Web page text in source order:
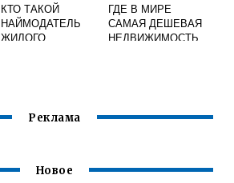
КТО ТАКОЙ
НАЙМОДАТЕЛЬ
ЖИЛОГО
ГДЕ В МИРЕ
САМАЯ ДЕШЕВАЯ
НЕДВИЖИМОСТЬ
Реклама
Новое